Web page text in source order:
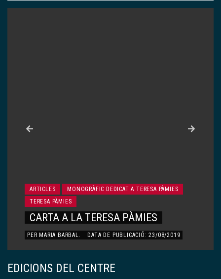
ARTICLES
MONOGRÀFIC DEDICAT A TERESA PÀMIES
TERESA PÀMIES
LA IAIA TERESA
23/08/2019
EDICIONS DEL CENTRE